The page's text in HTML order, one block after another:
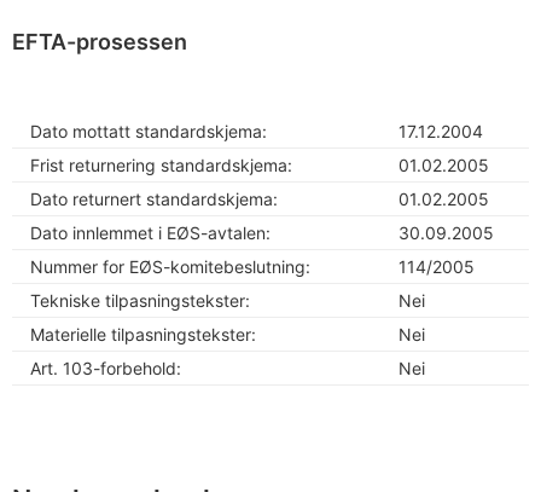
EFTA-prosessen
Dato mottatt standardskjema:
17.12.2004
Frist returnering standardskjema:
01.02.2005
Dato returnert standardskjema:
01.02.2005
Dato innlemmet i EØS-avtalen:
30.09.2005
Nummer for EØS-komitebeslutning:
114/2005
Tekniske tilpasningstekster:
Nei
Materielle tilpasningstekster:
Nei
Art. 103-forbehold:
Nei